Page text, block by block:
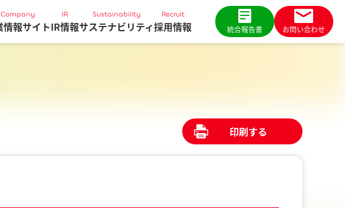
Company
情報サイト
IR
IR情報
Sustainability
サステナビリティ
Recruit
採用情報 統合報告書 お問い合わせ
印刷する